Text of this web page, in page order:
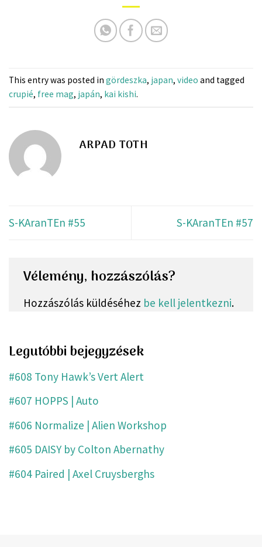
This entry was posted in gördeszka, japan, video and tagged
crupié, free mag, japán, kai kishi.
ARPAD TOTH
S-KAranTEn #55 S-KAranTEn #57
Vélemény, hozzászólás?
Hozzászólás küldéséhez be kell jelentkezni.
Legutóbbi bejegyzések
#608 Tony Hawk’s Vert Alert
#607 HOPPS | Auto
#606 Normalize | Alien Workshop
#605 DAISY by Colton Abernathy
#604 Paired | Axel Cruysberghs